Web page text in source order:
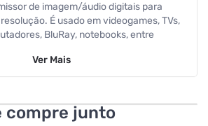
de imagem/áudio digitais para
É usado em videogames, TVs,
BluRay, notebooks, entre
lugares estreitos, pois permite
a imagem; Display, deve ser plugado
espelhamento.
Ver Mais
compre junto